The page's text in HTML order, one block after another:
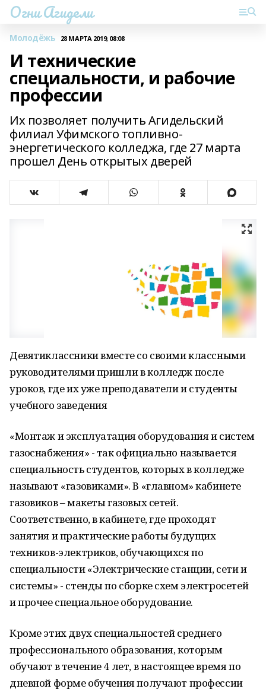
Огни Агидели
Молодёжь 28 МАРТА 2019, 08:08
И технические
специальности, и рабочие
профессии
Их позволяет получить Агидельский
филиал Уфимского топливно-
энергетического колледжа, где 27 марта
прошел День открытых дверей
Девятиклассники вместе со своими классными
руководителями пришли в колледж после
уроков, где их уже преподаватели и студенты
учебного заведения
«Монтаж и эксплуатация оборудования и систем
газоснабжения» - так официально называется
специальность студентов, которых в колледже
называют «газовиками». В «главном» кабинете
газовиков – макеты газовых сетей.
Соответственно, в кабинете, где проходят
занятия и практические работы будущих
техников-электриков, обучающихся по
специальности «Электрические станции, сети и
системы» - стенды по сборке схем электросетей
и прочее специальное оборудование.
Кроме этих двух специальностей среднего
профессионального образования, которым
обучают в течение 4 лет, в настоящее время по
дневной форме обучения получают профессии